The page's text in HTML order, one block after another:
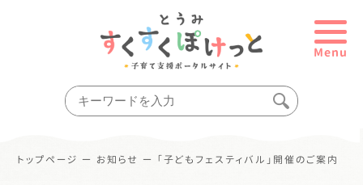
Menu
トップページ ー お知らせ ー 「子どもフェスティバル」開催のご案内